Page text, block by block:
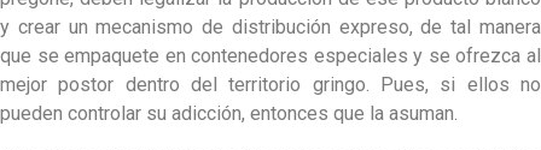
y crear un mecanismo de distribución expreso, de tal manera
que se empaquete en contenedores especiales y se ofrezca al
mejor postor dentro del territorio gringo. Pues, si ellos no
pueden controlar su adicción, entonces que la asuman.